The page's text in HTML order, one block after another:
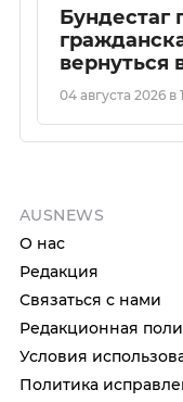
Бундестаг
вернуться
04 августа 2026 в
AUSNEWS
О нас
Редакция
Связаться с нами
Редакционная
Условия
Политика